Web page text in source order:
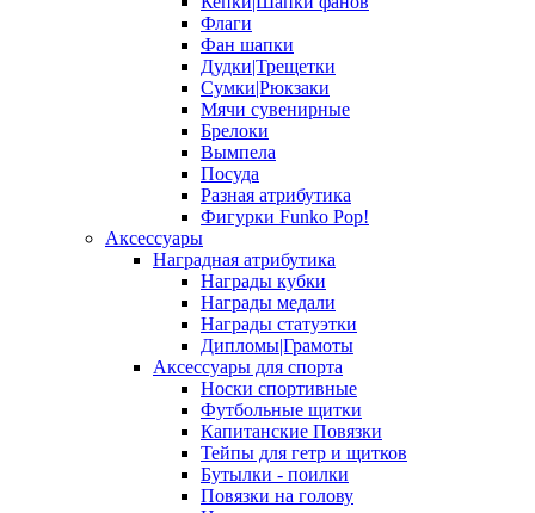
Флаги
Фан шапки
Дудки|Трещетки
Сумки|Рюкзаки
Мячи сувенирные
Брелоки
Вымпела
Посуда
Разная атрибутика
Фигурки Funko Pop!
Аксессуары
Наградная атрибутика
Награды кубки
Награды медали
Награды статуэтки
Дипломы|Грамоты
Аксессуары для спорта
Носки спортивные
Футбольные щитки
Капитанские Повязки
Тейпы для гетр и щитков
Бутылки - поилки
Повязки на голову